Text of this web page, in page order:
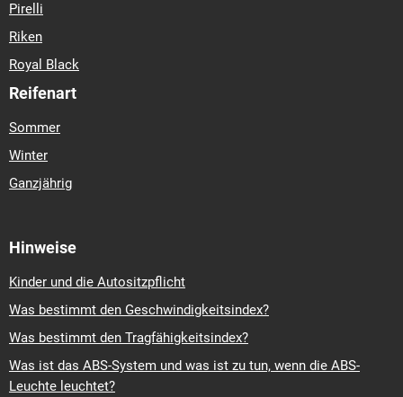
Pirelli
Riken
Royal Black
Reifenart
Sommer
Winter
Ganzjährig
Hinweise
Kinder und die Autositzpflicht
Was bestimmt den Geschwindigkeitsindex?
Was bestimmt den Tragfähigkeitsindex?
Was ist das ABS-System und was ist zu tun, wenn die ABS-
Leuchte leuchtet?